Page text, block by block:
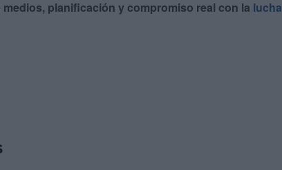
planificación y compromiso real con la lucha